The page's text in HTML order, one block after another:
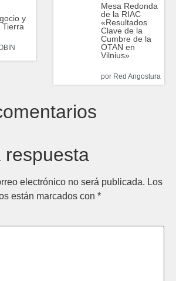
y
Tierra
Mesa Redonda
de la RIAC
«Resultados
Clave de la
Cumbre de la
OTAN en
Vilnius»
porRed Angostura
respuesta
electrónico no será publicada. Los
están marcados con *